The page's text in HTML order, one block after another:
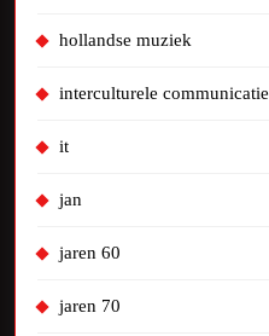
hollandse muziek
interculturele communicatie
it
jan
jaren 60
jaren 70